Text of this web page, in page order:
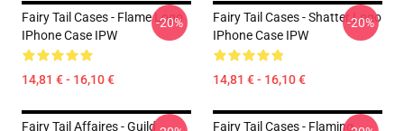
Fairy Tail Cases - Flame Logo
IPhone Case IPW
14,81 € - 16,10 €
-20%
Fairy Tail Cases - Shatter Logo
IPhone Case IPW
14,81 € - 16,10 €
-20%
Fairy Tail Affaires - Guild
Fairy Tail Cases - Flaming